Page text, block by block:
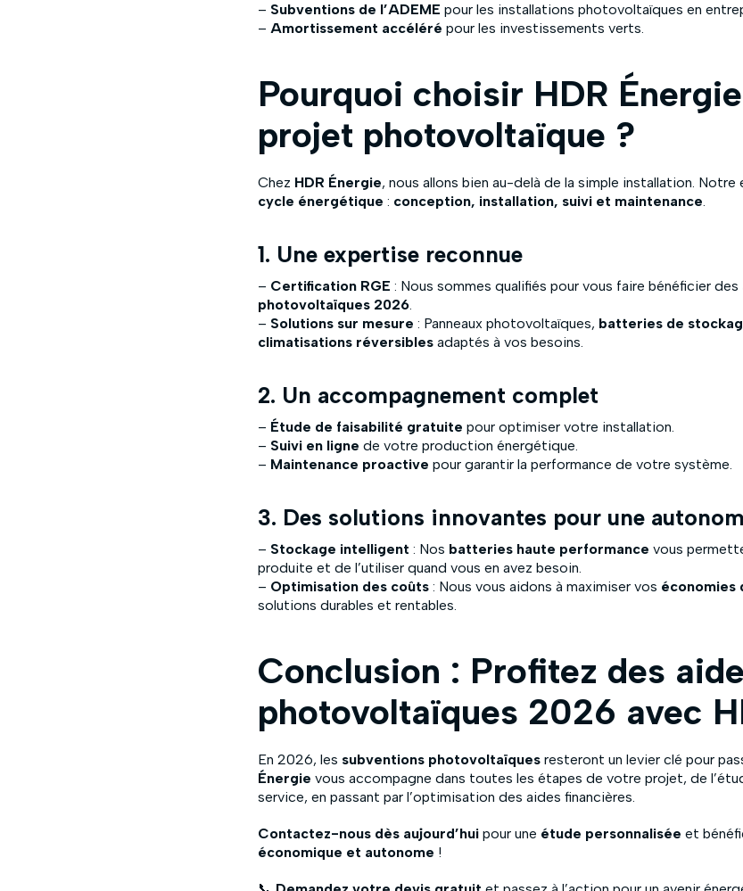
– Subventions de l’ADEME pour les installations photovoltaïques en
–Amortissement accéléré pour les investissements verts.
Pourquoi choisir HDR
projet photovoltaïque ?
Chez HDR Énergie, nous allons bien au-delà de la simple installation. Notre
cycle énergétique : conception, installation, suivi et maintenance.
1. Une expertise reconnue
– Certification RGE : Nous sommes qualifiés pour vous faire bénéficier des
photovoltaïques 2026.
– Solutions sur mesure : Panneaux photovoltaïques, batteries de
climatisations réversibles adaptés à vos besoins.
2. Un accompagnement complet
– Étude de faisabilité gratuite pour optimiser votre installation.
– Suivi en ligne de votre production énergétique.
– Maintenance proactive pour garantir la performance de votre système.
3. Des solutions innovantes pour une
– Stockage intelligent : Nos batteries haute performance vous
produite et de l’utiliser quand vous en avez besoin.
– Optimisation des coûts : Nous vous aidons à maximiser vos économies
solutions durables et rentables.
Conclusion : Profitez des
photovoltaïques 2026 avec
En 2026, les subventions photovoltaïques resteront un levier clé pour
Énergie vous accompagne dans toutes les étapes de votre projet, de
service, en passant par l’optimisation des aides financières.
Contactez-nous dès aujourd’hui pour une étude personnalisée et
économique et autonome !